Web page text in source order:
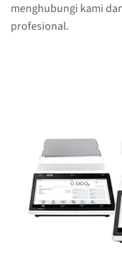
menghubungi kami
profesional.